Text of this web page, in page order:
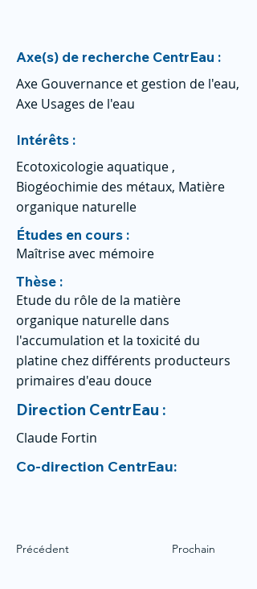
Axe(s) de recherche CentrEau :
Axe Gouvernance et gestion de l'eau,
Axe Usages de l'eau
Intérêts :
Ecotoxicologie aquatique ,
Biogéochimie des métaux, Matière
organique naturelle
Études en cours :
Maîtrise avec mémoire
Thèse :
Etude du rôle de la matière
organique naturelle dans
l'accumulation et la toxicité du
platine chez différents producteurs
primaires d'eau douce
Direction CentrEau :
Claude Fortin
Co-direction CentrEau:
Précédent Prochain